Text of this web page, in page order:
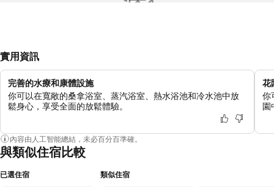
實用資訊
完善的水療和康體設施
你可以在寬敞的桑拿浴室、蒸汽浴室、熱水浴池和冷水池中放
鬆身心，享受全面的放鬆體驗。
花
你
園
內容由人工智能總結，未必百分百準確。
與類似住宿比較
已選住宿 類似住宿